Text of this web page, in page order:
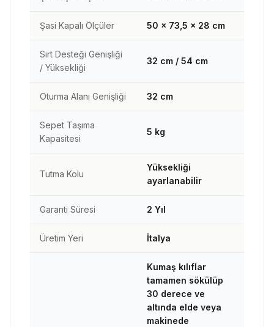
Şasi Kapalı Ölçüler 50 × 73,5 × 28 cm
Sırt Desteği Genişliği
/ Yüksekliği
32 cm / 54 cm
Oturma Alanı Genişliği 32 cm
Sepet Taşıma
Kapasitesi
5 kg
Tutma Kolu
Yüksekliği
ayarlanabilir
Garanti Süresi 2 Yıl
Üretim Yeri İtalya
Kumaş kılıflar
tamamen sökülüp
30 derece ve
altında elde veya
makinede